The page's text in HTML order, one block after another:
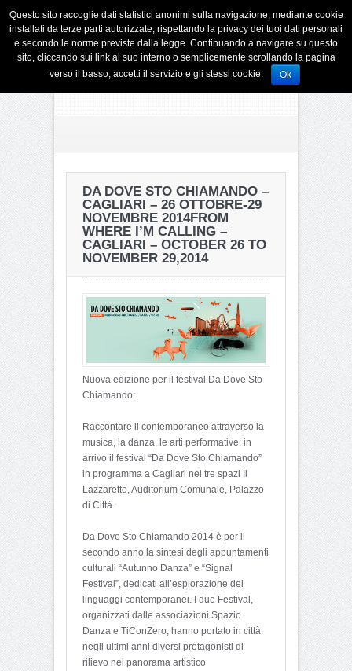
DA DOVE STO CHIAMANDO –
CAGLIARI – 26 OTTOBRE-29
NOVEMBRE 2014FROM
WHERE I’M CALLING –
CAGLIARI – OCTOBER 26 TO
NOVEMBER 29,2014
Nuova edizione per il festival Da Dove Sto
Chiamando:
Raccontare il contemporaneo attraverso la
musica, la danza, le arti performative: in
arrivo il festival “Da Dove Sto Chiamando”
in programma a Cagliari nei tre spazi Il
Lazzaretto, Auditorium Comunale, Palazzo
di Città.
Da Dove Sto Chiamando 2014 è per il
secondo anno la sintesi degli appuntamenti
culturali “Autunno Danza” e “Signal
Festival”, dedicati all’esplorazione dei
linguaggi contemporanei. I due Festival,
organizzati dalle associazioni Spazio
Danza e TiConZero, hanno portato in città
negli ultimi anni diversi protagonisti di
rilievo nel panorama artistico
Questo sito raccoglie dati statistici anonimi sulla navigazione, mediante cookie
installati da terze parti autorizzate, rispettando la privacy dei tuoi dati personali
e secondo le norme previste dalla legge. Continuando a navigare su questo
sito, cliccando sui link al suo interno o semplicemente scrollando la pagina
verso il basso, accetti il servizio e gli stessi cookie.
Ok